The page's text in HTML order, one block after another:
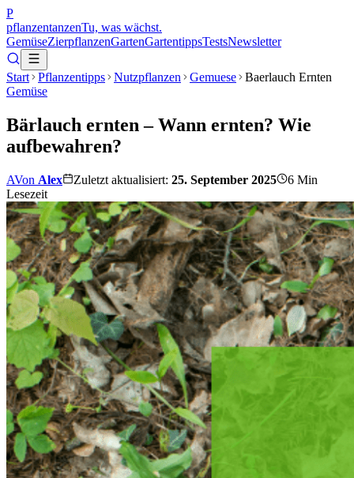
P
pflanzentanzenTu, was wächst.
GemüseZierpflanzenGartenGartentippsTestsNewsletter
Start Pflanzentipps Nutzpflanzen Gemuese
Baerlauch Ernten
Gemüse
Bärlauch ernten – Wann ernten? Wie
aufbewahren?
AVon Alex Zuletzt aktualisiert: 25. September 2025 6 Min
Lesezeit